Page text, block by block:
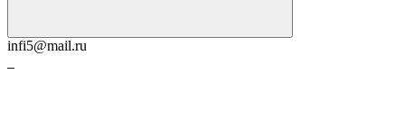
infi5@mail.ru